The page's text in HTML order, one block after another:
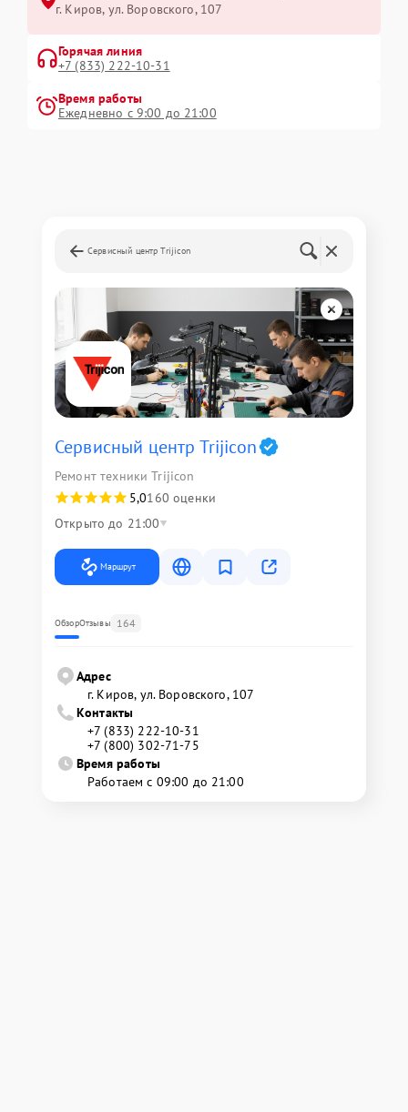
г. Киров, ул. Воровского, 107
Горячая линия
+7 (833) 222-10-31
Время работы
Ежедневно с 9:00 до 21:00
Сервисный центр Trijicon
Сервисный центр Trijicon
Ремонт техники Trijicon
5,0160 оценки
Открыто до 21:00
Маршрут
ОбзорОтзывы 164
Адрес
г. Киров, ул. Воровского, 107
Контакты
+7 (833) 222-10-31
+7 (800) 302-71-75
Время работы
Работаем с 09:00 до 21:00